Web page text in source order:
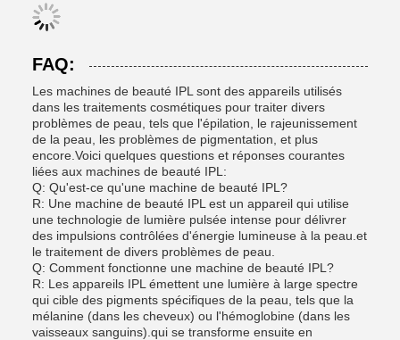
FAQ:
Les machines de beauté IPL sont des appareils utilisés
dans les traitements cosmétiques pour traiter divers
problèmes de peau, tels que l'épilation, le rajeunissement
de la peau, les problèmes de pigmentation, et plus
encore.Voici quelques questions et réponses courantes
liées aux machines de beauté IPL:
Q: Qu'est-ce qu'une machine de beauté IPL?
R: Une machine de beauté IPL est un appareil qui utilise
une technologie de lumière pulsée intense pour délivrer
des impulsions contrôlées d'énergie lumineuse à la peau.et
le traitement de divers problèmes de peau.
Q: Comment fonctionne une machine de beauté IPL?
R: Les appareils IPL émettent une lumière à large spectre
qui cible des pigments spécifiques de la peau, tels que la
mélanine (dans les cheveux) ou l'hémoglobine (dans les
vaisseaux sanguins).qui se transforme ensuite en